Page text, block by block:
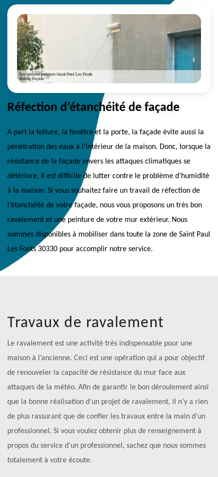
Réfection d’étanchéité de façade
A part la toiture, la fenêtre et la porte, la façade évite aussi la
pénétration des eaux à l’intérieur de la maison. Donc, lorsque la
résistance de la façade envers les attaques climatiques se
détériore, il est difficile de lutter contre le problème d’humidité
à la maison. Si vous souhaitez faire un travail de réfection de
l’étanchéité de votre façade, nous vous proposons un très bon
ravalement et une peinture de votre mur extérieur. Nous
sommes disponibles à mobiliser dans toute la zone de Saint Paul
Les Fonts 30330 pour accomplir notre service.
Travaux de ravalement
Le ravalement est une activité très indispensable pour une
maison à l’ancienne. Ceci est une opération qui a pour objectif
de renouveler la capacité de résistance du mur face aux
attaques de la météo. Afin de garantir le bon déroulement ainsi
que la bonne réalisation d’un projet de ravalement, il n’y a rien
de plus rassurant que de confier les travaux entre la main d’un
professionnel. Si vous voulez obtenir plus de renseignement à
propos du service d’un professionnel, sachez que nous sommes
totalement à votre écoute.